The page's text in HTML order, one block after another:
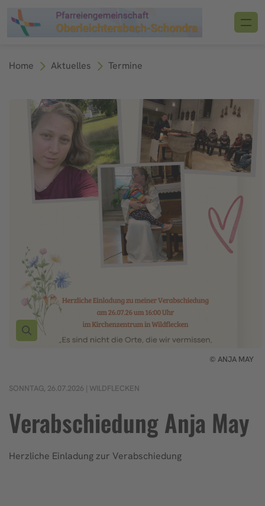
Home Aktuelles Termine
© ANJA MAY
SONNTAG, 26.07.2026 | WILDFLECKEN
Verabschiedung Anja May
Herzliche Einladung zur Verabschiedung